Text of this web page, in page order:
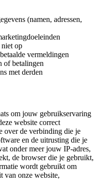
(namen, adressen,
niet op
vermeldingen
of betalingen
met derden
om jouw gebruikservaring
website correct
over de verbinding die je
en de uitrusting die je
onder meer jouw IP-adres,
de browser die je gebruikt,
wordt gebruikt om
van onze website,